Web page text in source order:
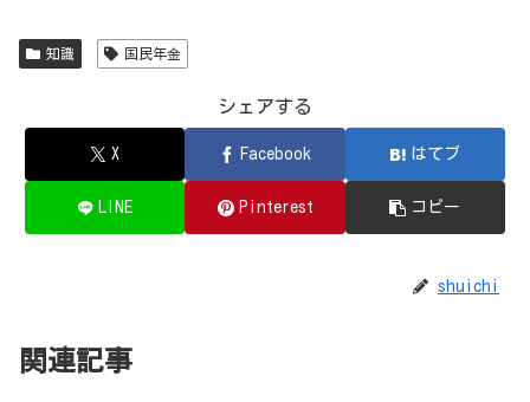
知識 国民年金
シェアする
X Facebook はてブ
LINE Pinterest コピー
shuichi
関連記事